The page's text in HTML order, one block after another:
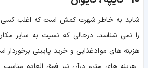
شاید به خاطر شهرت کمش است که اغلب کسی
را نمی شناسد. درحالی که نسبت به سایر
هزینه های موادغذایی و خرید پایینی برخوردار